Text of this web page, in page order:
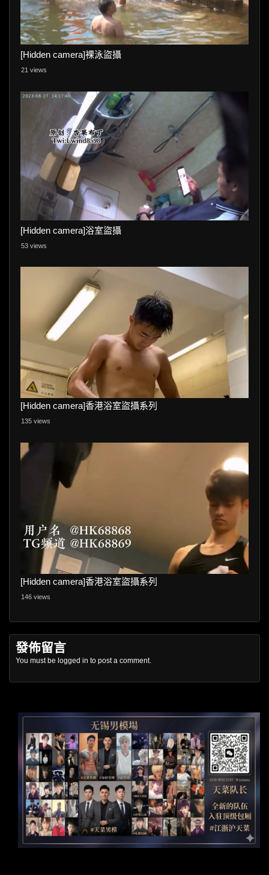
[Hidden camera]裸泳盜攝
21 views
[Hidden camera]浴室盜攝
53 views
[Hidden camera]香港浴室盜攝系列
135 views
[Hidden camera]香港浴室盜攝系列
146 views
發佈留言
You must be logged in to post a comment.